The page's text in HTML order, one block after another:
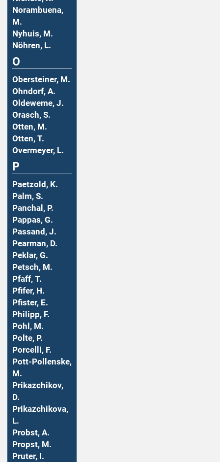
Norambuena,
M.
Nyhuis, M.
Nöhren, L.
O
Obersteiner, M.
Ohndorf, A.
Oldeweme, J.
Orasch, S.
Otten, M.
Otten, T.
Overmeyer, L.
P
Paetzold, K.
Palm, S.
Panchal, P.
Pappas, G.
Passand, J.
Pearman, D.
Peklar, G.
Petsch, M.
Pfaff, T.
Pfifer, H.
Pfister, E.
Philipp, F.
Pohl, M.
Polte, P.
Porcelli, F.
Pott-Pollenske,
M.
Prikazchikov,
D.
Prikazchikova,
L.
Probst, A.
Propst, M.
Pruter, I.